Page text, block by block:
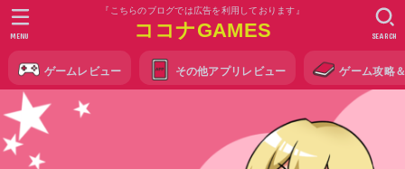
『こちらのブログでは広告を利用しております』
ココナGAMES
ゲームレビュー その他アプリレビュー ゲーム攻略
SEARCH
MENU